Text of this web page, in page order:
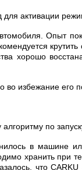
активации
Опыт
хорошо
избежание
по
в машине
хранить
что